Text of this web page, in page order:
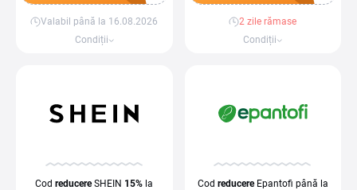
Obține un cupon
Valabil până la 16.08.2026
Condiții
Obține un cupon
2 zile rămase
Condiții
CodreducereSHEIN 15% la
Cod reducereEpantofi până la